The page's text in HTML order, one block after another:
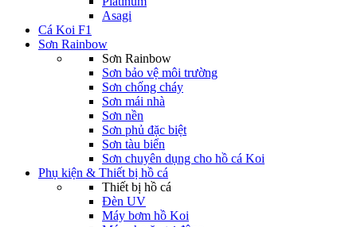
Asagi
Cá Koi F1
Sơn Rainbow
Sơn Rainbow
Sơn bảo vệ môi trường
Sơn chống cháy
Sơn mái nhà
Sơn nền
Sơn phủ đặc biệt
Sơn tàu biển
Sơn chuyên dụng cho hồ cá Koi
Phụ kiện & Thiết bị hồ cá
Thiết bị hồ cá
Đèn UV
Máy bơm hồ Koi